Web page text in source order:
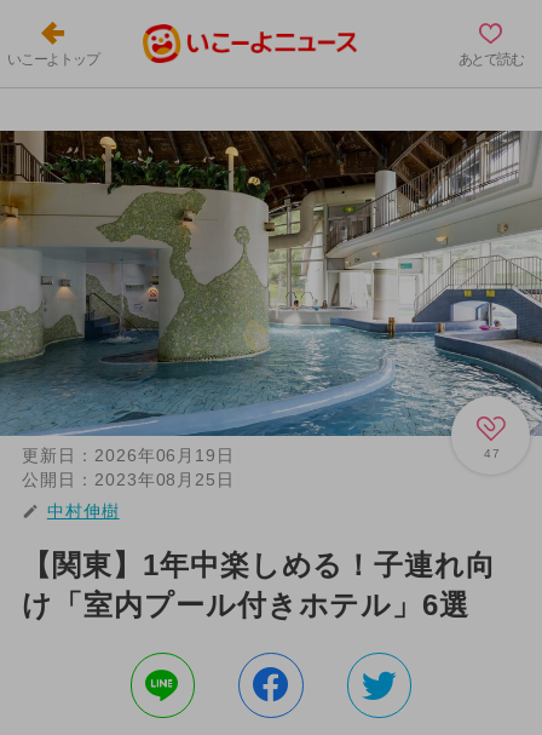
いこーよトップ あとで読む
47
更新日： 2026年06月19日
公開日： 2023年08月25日
中村伸樹
【関東】1年中楽しめる！子連れ向
け「室内プール付きホテル」6選